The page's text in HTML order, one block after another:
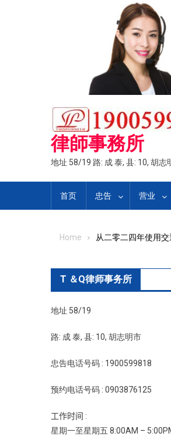
律師事務所
地址 58/19 路: 成 泰, 县: 10, 胡志
首页 忠告 营业
Home 从二零二四年使用
T ＆Q律师事务所
地址 58/19
路: 成 泰, 县: 10, 胡志明市
忠告电话号码 : 1900599818
预约电话号码 : 0903876125
工作时间 :
星期一至星期五 8:00AM –